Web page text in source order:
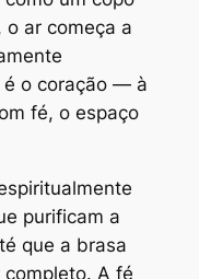
ar começa a
é o coração — à
fé, o espaço
purificam a
que a brasa
A fé